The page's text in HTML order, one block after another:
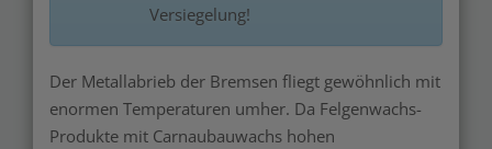
Versiegelung!
Der Metallabrieb der Bremsen fliegt gewöhnlich mit
enormen Temperaturen umher. Da Felgenwachs-
Produkte mit Carnaubauwachs hohen